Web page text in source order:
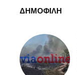
ΔΗΜΟΦΙΛΗ